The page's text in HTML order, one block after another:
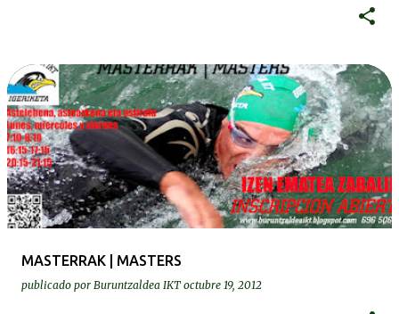
MASTERRAK | MASTERS
publicado por Buruntzaldea IKT octubre 19, 2012